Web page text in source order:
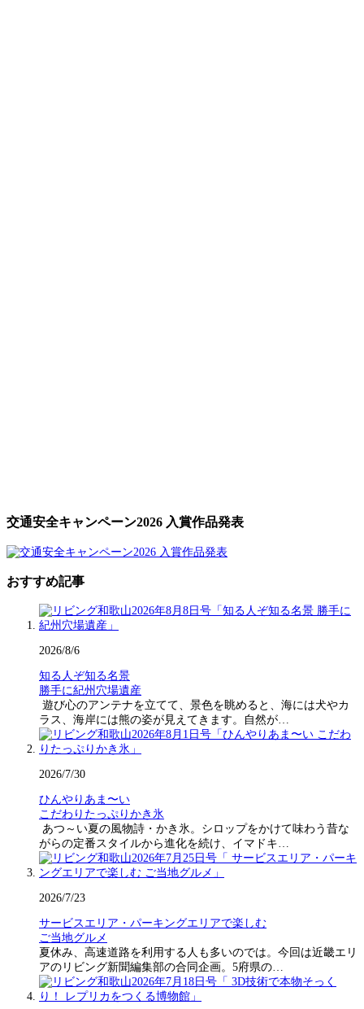
交通安全キャンペーン2026 入賞作品発表
おすすめ記事
2026/8/6
知る人ぞ知る名景
勝手に紀州穴場遺産
遊び心のアンテナを立てて、景色を眺めると、海には犬やカ
ラス、海岸には熊の姿が見えてきます。自然が…
2026/7/30
ひんやりあま〜い
こだわりたっぷりかき氷
あつ～い夏の風物詩・かき氷。シロップをかけて味わう昔な
がらの定番スタイルから進化を続け、イマドキ…
2026/7/23
サービスエリア・パーキングエリアで楽しむ
ご当地グルメ
夏休み、高速道路を利用する人も多いのでは。今回は近畿エリ
アのリビング新聞編集部の合同企画。5府県の…